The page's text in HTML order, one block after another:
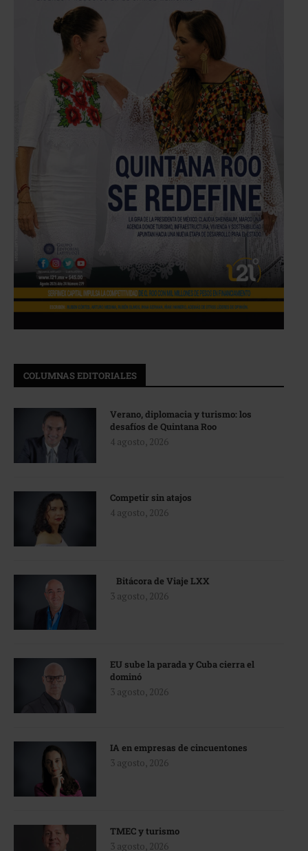
COLUMNAS EDITORIALES
Verano, diplomacia y turismo: los
desafíos de Quintana Roo
4 agosto, 2026
Competir sin atajos
4 agosto, 2026
Bitácora de Viaje LXX
3 agosto, 2026
EU sube la parada y Cuba cierra el
dominó
3 agosto, 2026
IA en empresas de cincuentones
3 agosto, 2026
TMEC y turismo
3 agosto, 2026